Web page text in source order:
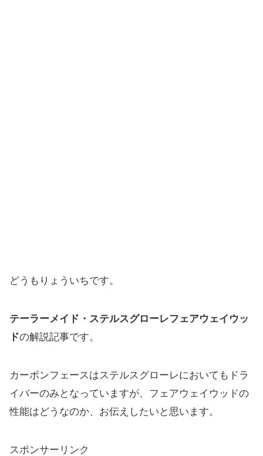
どうもりょういちです。
テーラーメイド・ステルスグローレフェアウェイウッ
ドの解説記事です。
カーボンフェースはステルスグローレにおいてもドラ
イバーのみと なっていますが、フェアウェイウッドの
性能はどうなのか、 お伝えしたいと思います。
スポンサーリンク